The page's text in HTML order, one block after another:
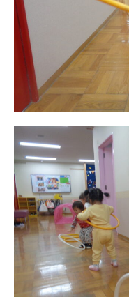
園児募集要項
教職員募集
園のこと
安⼼・安全対策
給⾷
課外教室
理事長のことば
教育と保育
美⽊多幼稚園の理想